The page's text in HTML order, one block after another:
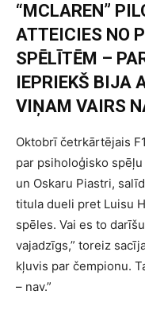
“MCLAREN”
ATTEICIES NO
SPĒLĪTĒM –
IEPRIEKŠ BIJA
VIŅAM VAIRS
Oktobrī četrkārtējais
par psiholoģisko
un Oskaru Piastri,
titula dueli pret Luisu
spēles. Vai es to
vajadzīgs,” toreiz
kļuvis par čempionu.
– nav.”